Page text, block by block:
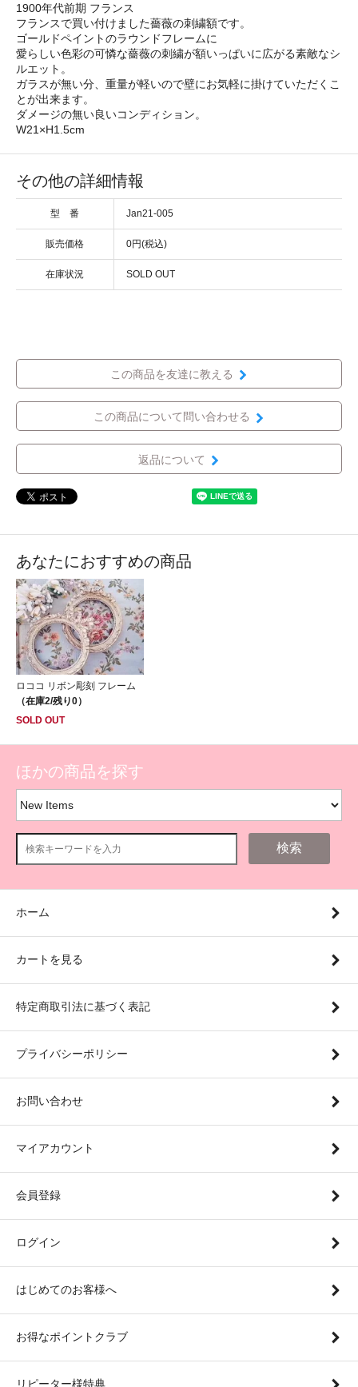
1900年代前期 フランス
フランスで買い付けました薔薇の刺繍額です。
ゴールドペイントのラウンドフレームに
愛らしい色彩の可憐な薔薇の刺繍が額いっぱいに広がる素敵なシ
ルエット。
ガラスが無い分、重量が軽いので壁にお気軽に掛けていただくこ
とが出来ます。
ダメージの無い良いコンディション。
W21×H1.5cm
その他の詳細情報
型 番 Jan21-005
販売価格 0円(税込)
在庫状況 SOLD OUT
この商品を友達に教える
この商品について問い合わせる
返品について
あなたにおすすめの商品
ロココ リボン彫刻 フレーム
（在庫2/残り0）
SOLD OUT
ほかの商品を探す
検索
ホーム
カートを見る
特定商取引法に基づく表記
プライバシーポリシー
お問い合わせ
マイアカウント
会員登録
ログイン
はじめてのお客様へ
お得なポイントクラブ
リピーター様特典